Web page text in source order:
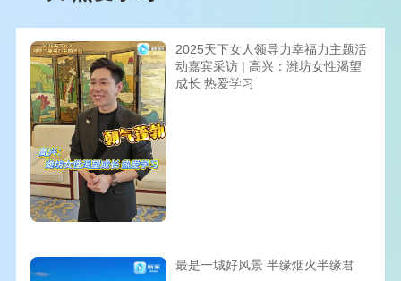
2025天下女人领导力幸福力主题活
动嘉宾采访 | 高兴：潍坊女性渴望
成长 热爱学习
最是一城好风景 半缘烟火半缘君